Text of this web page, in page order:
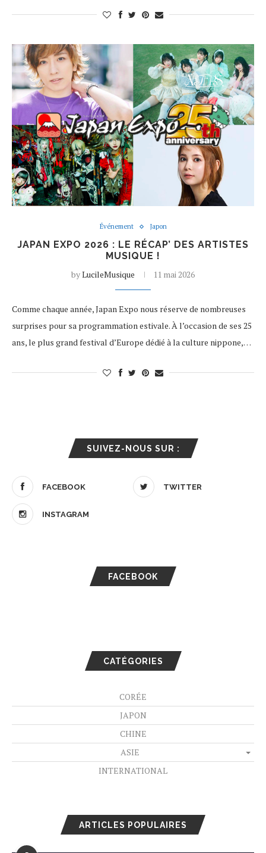
Événement Japon
JAPAN EXPO 2026 : LE RÉCAP’ DES ARTISTES
MUSIQUE !
byLucileMusique 11 mai 2026
Comme chaque année, Japan Expo nous réserve de nombreuses
surprises pour sa programmation estivale. À l’occasion de ses 25
ans, le plus grand festival d’Europe dédié à la culture nippone,…
SUIVEZ-NOUS SUR :
FACEBOOK TWITTER
INSTAGRAM
FACEBOOK
CATÉGORIES
CORÉE
JAPON
CHINE
ASIE
INTERNATIONAL
ARTICLES POPULAIRES